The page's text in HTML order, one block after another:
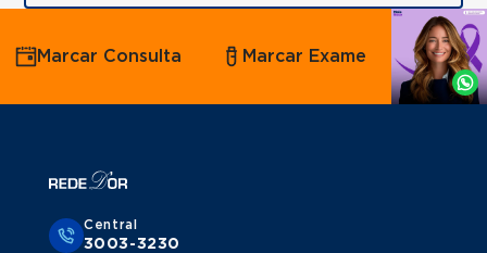
Agende
por
Whatsapp
Marcar Consulta Marcar Exame
Central
3003-3230